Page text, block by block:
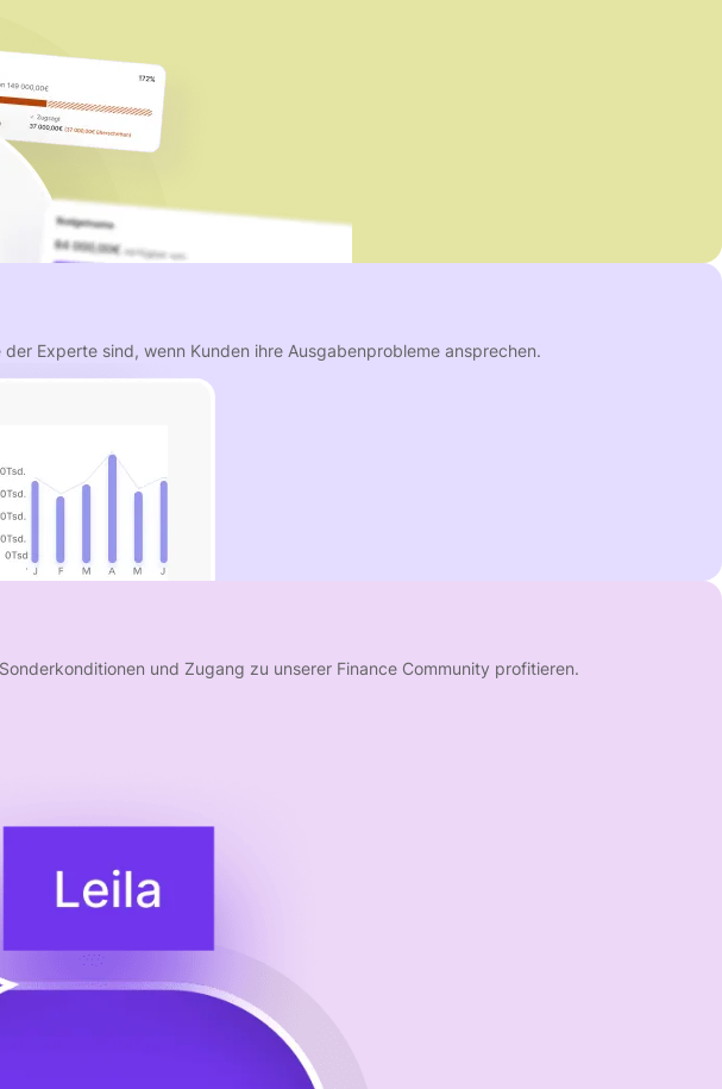
Experte sind, wenn Kunden ihre Ausgabenprobleme ansprechen.
und Zugang zu unserer Finance Community profitieren.